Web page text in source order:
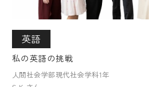
英語
私の英語の挑戦
人間社会学部現代社会学科1年